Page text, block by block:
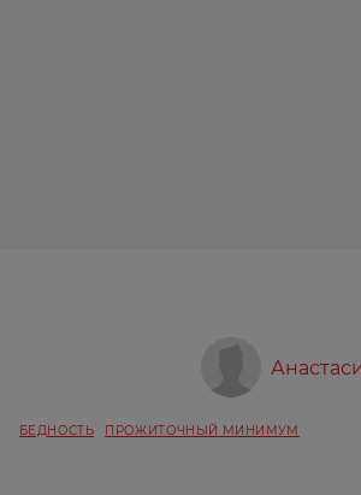
БЕДНОСТЬ ПРОЖИТОЧНЫЙ МИНИМУМ